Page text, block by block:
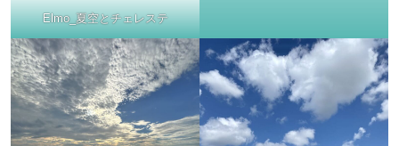
Elmo_夏空とチェレステ